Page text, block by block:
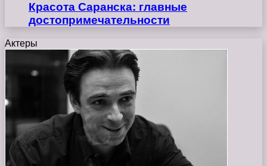
Красота Саранска: главные
достопримечательности
Актеры